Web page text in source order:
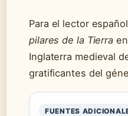
Para el lector
pilares de la Tierra
Inglaterra medieval
gratificantes del
FUENTES